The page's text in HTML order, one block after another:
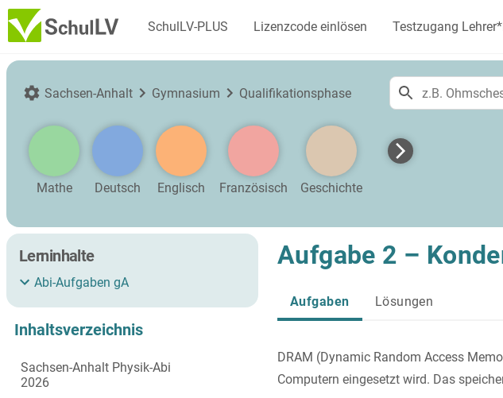
SchulLV-PLUS Lizenzcode einlösen Testzugang
Sachsen-Anhalt Gymnasium Qualifikationsphase
Mathe Deutsch Englisch Französisch Geschichte
Lerninhalte
Abi-Aufgaben gA
Inhaltsverzeichnis
Sachsen-Anhalt Physik-Abi
2026
Aufgabe 2 –
Aufgaben Lösungen
DRAM (Dynamic Random Access
Computern eingesetzt wird. Das